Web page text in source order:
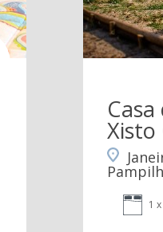
Xisto
1